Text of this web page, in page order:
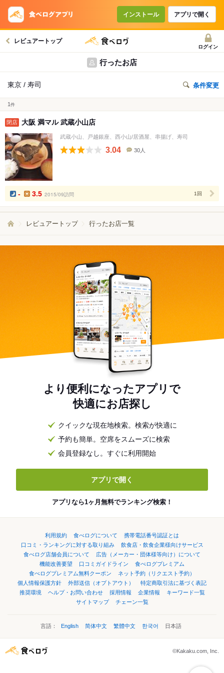
インストール アプリで開く
レビュアートップ
ログイン
行ったお店
東京 / 寿司 条件変更
1 件
閉店 大阪 満マル 武蔵小山店
武蔵小山、戸越銀座、西小山/居酒屋、串揚げ、寿司
3.04
数
30人
- 3.5 2015/09訪問 1回
レビュアートップ 行ったお店一覧
より便利になったアプリで
快適にお店探し
クイックな現在地検索。検索が快適に
予約も簡単。空席をスムーズに検索
会員登録なし。すぐに利用開始
アプリで開く
アプリなら1ヶ月無料でランキング検索！
利用規約 食べログについて
携帯電話番号認証とは
口コミ・ランキングに対する取り組み
飲食店・飲食企業様向けサービス
食べログ店舗会員について
広告（メーカー・団体様等向け）について
機能改善要望
口コミガイドライン
食べログプレミアム
食べログプレミアム無料クーポン
ネット予約（リクエスト予約）
個人情報保護方針
外部送信（オプトアウト）
特定商取引法に基づく表記
推奨環境
ヘルプ・お問い合わせ 採用情報 企業情報
キーワード一覧
サイトマップ
チェーン一覧
言語： English 简体中文 繁體中文 한국어 日本語
©Kakaku.com, Inc.